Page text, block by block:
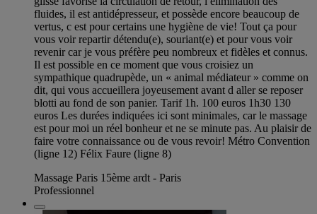
fluides, il est antidépresseur, et possède encore beaucoup de
vertus, c est pour certains une hygiène de vie! Tout ça pour
vous voir repartir détendu(e), souriant(e) et pour vous voir
revenir car je vous préfère peu nombreux et fidèles et connus.
Il est possible en ce moment que vous croisiez un
sympathique quadrupède, un « animal médiateur » comme on
dit, qui vous accueillera joyeusement avant d aller se reposer
blotti au fond de son panier. Tarif 1h. 100 euros 1h30 130
euros Les durées indiquées ici sont minimales, car le massage
est pour moi un réel bonheur et ne se minute pas. Au plaisir de
faire votre connaissance ou de vous revoir! Métro Convention
(ligne 12) Félix Faure (ligne 8)
Massage Paris 15ème ardt - Paris
Professionnel